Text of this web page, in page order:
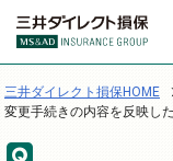
三井ダイレクト損保HOME
変更手続きの内容を反映し